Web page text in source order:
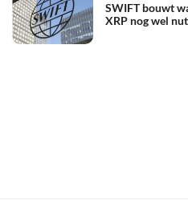
SWIFT bouwt
XRP nog wel